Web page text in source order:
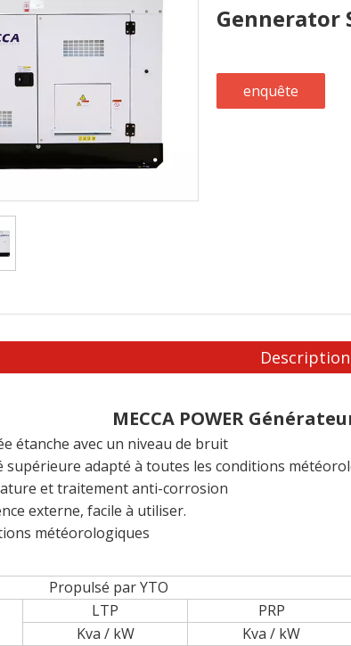
Gennerator
enquête
MECCA POWER
étanche avec un niveau de bruit
supérieure adapté à toutes les conditions
et traitement anti-corrosion
externe, facile à utiliser.
météorologiques
Propulsé par YTO
LTP PRP
Kva / kW Kva / kW